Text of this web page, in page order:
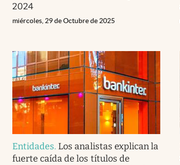
2024
miércoles, 29 de Octubre de 2025
Entidades. Los analistas explican la
fuerte caída de los títulos de